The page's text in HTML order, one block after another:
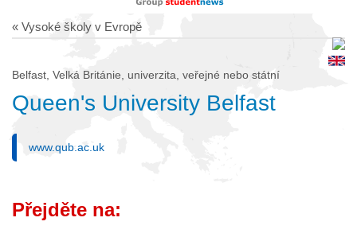
« Vysoké školy v Evropě
Belfast, Velká Británie, univerzita, veřejné nebo státní
Queen's University Belfast
www.qub.ac.uk
Přejděte na: